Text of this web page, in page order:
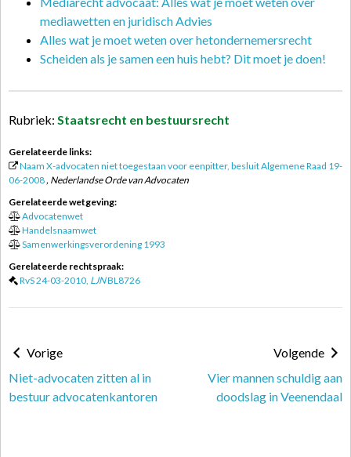
mediawetten en juridisch Advies
Alles wat je moet weten over hetondernemersrecht
Scheiden als je samen een huis hebt? Dit moet je doen!
Rubriek: Staatsrecht en bestuursrecht
Gerelateerde links:
Naam X-advocaten niet toegestaan voor eenpitter, besluit Algemene Raad 19-
06-2008, Nederlandse Orde van Advocaten
Gerelateerde wetgeving:
Advocatenwet
Handelsnaamwet
Samenwerkingsverordening 1993
Gerelateerde rechtspraak:
RvS 24-03-2010, LJNBL8726
Vorige
Niet-advocaten zitten al in
bestuur advocatenkantoren
Volgende
Vier mannen schuldig aan
doodslag in Veenendaal